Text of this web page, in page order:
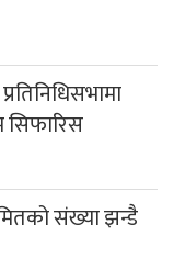
सिफारिस
संख्या झन्डै